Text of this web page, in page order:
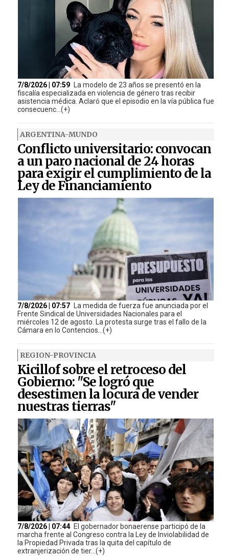
7/8/2026 | 07:59
La modelo de 23 años se presentó en la
fiscalía especializada en violencia de género tras recibir
asistencia médica. Aclaró que el episodio en la vía pública fue
consecuenc...(+)
ARGENTINA-MUNDO
Conflicto universitario: convocan
a un paro nacional de 24 horas
para exigir el cumplimiento de la
Ley de Financiamiento
7/8/2026 | 07:57
La medida de fuerza fue anunciada por el
Frente Sindical de Universidades Nacionales para el
miércoles 12 de agosto. La protesta surge tras el fallo de la
Cámara en lo Contencios...(+)
REGION-PROVINCIA
Kicillof sobre el retroceso del
Gobierno: "Se logró que
desestimen la locura de vender
nuestras tierras"
7/8/2026 | 07:44 El gobernador bonaerense participó de la
marcha frente al Congreso contra la Ley de Inviolabilidad de
la Propiedad Privada tras la quita del capítulo de
extranjerización de tier...(+)